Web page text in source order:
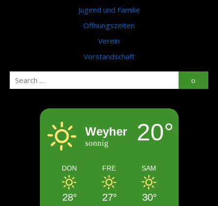
Jugend und Familie
Öffnungszeiten
Verein
Vorstandschaft
for:
Weyher
sonnig 20°
DON
28°
FRE
27°
SAM
30°